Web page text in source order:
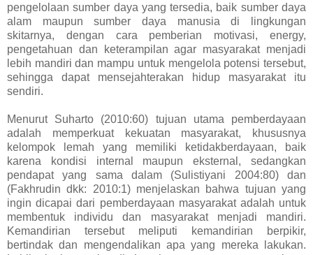
pengelolaan sumber daya yang tersedia, baik sumber daya
alam maupun sumber daya manusia di lingkungan
skitarnya, dengan cara pemberian motivasi, energy,
pengetahuan dan keterampilan agar masyarakat menjadi
lebih mandiri dan mampu untuk mengelola potensi tersebut,
sehingga dapat mensejahterakan hidup masyarakat itu
sendiri.
Menurut Suharto (2010:60) tujuan utama pemberdayaan
adalah memperkuat kekuatan masyarakat, khususnya
kelompok lemah yang memiliki ketidakberdayaan, baik
karena kondisi internal maupun eksternal, sedangkan
pendapat yang sama dalam (Sulistiyani 2004:80) dan
(Fakhrudin dkk: 2010:1) menjelaskan bahwa tujuan yang
ingin dicapai dari pemberdayaan masyarakat adalah untuk
membentuk individu dan masyarakat menjadi mandiri.
Kemandirian tersebut meliputi kemandirian berpikir,
bertindak dan mengendalikan apa yang mereka lakukan.